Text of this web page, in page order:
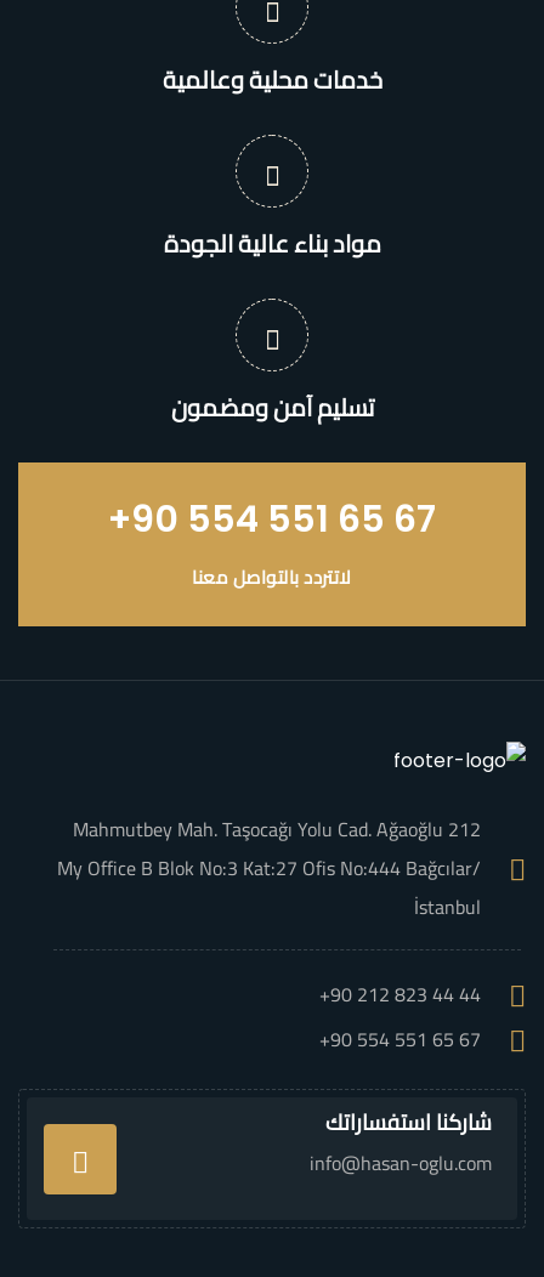
خدمات محلية وعالمية
مواد بناء عالية الجودة
تسليم آمن ومضمون
+90 554 551 65 67
لاتتردد بالتواصل معنا
Mahmutbey Mah. Taşocağı Yolu Cad. Ağaoğlu 212
My Office B Blok No:3 Kat:27 Ofis No:444 Bağcılar/
İstanbul
+90 212 823 44 44
+90 554 551 65 67
شاركنا استفساراتك
info@hasan-oglu.com